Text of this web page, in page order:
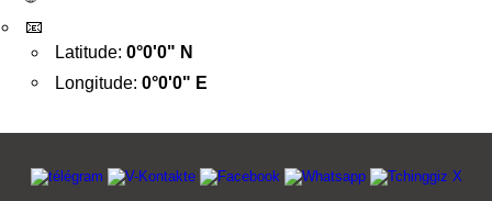
📧
Latitude: 0°0'0" N
Longitude: 0°0'0" E